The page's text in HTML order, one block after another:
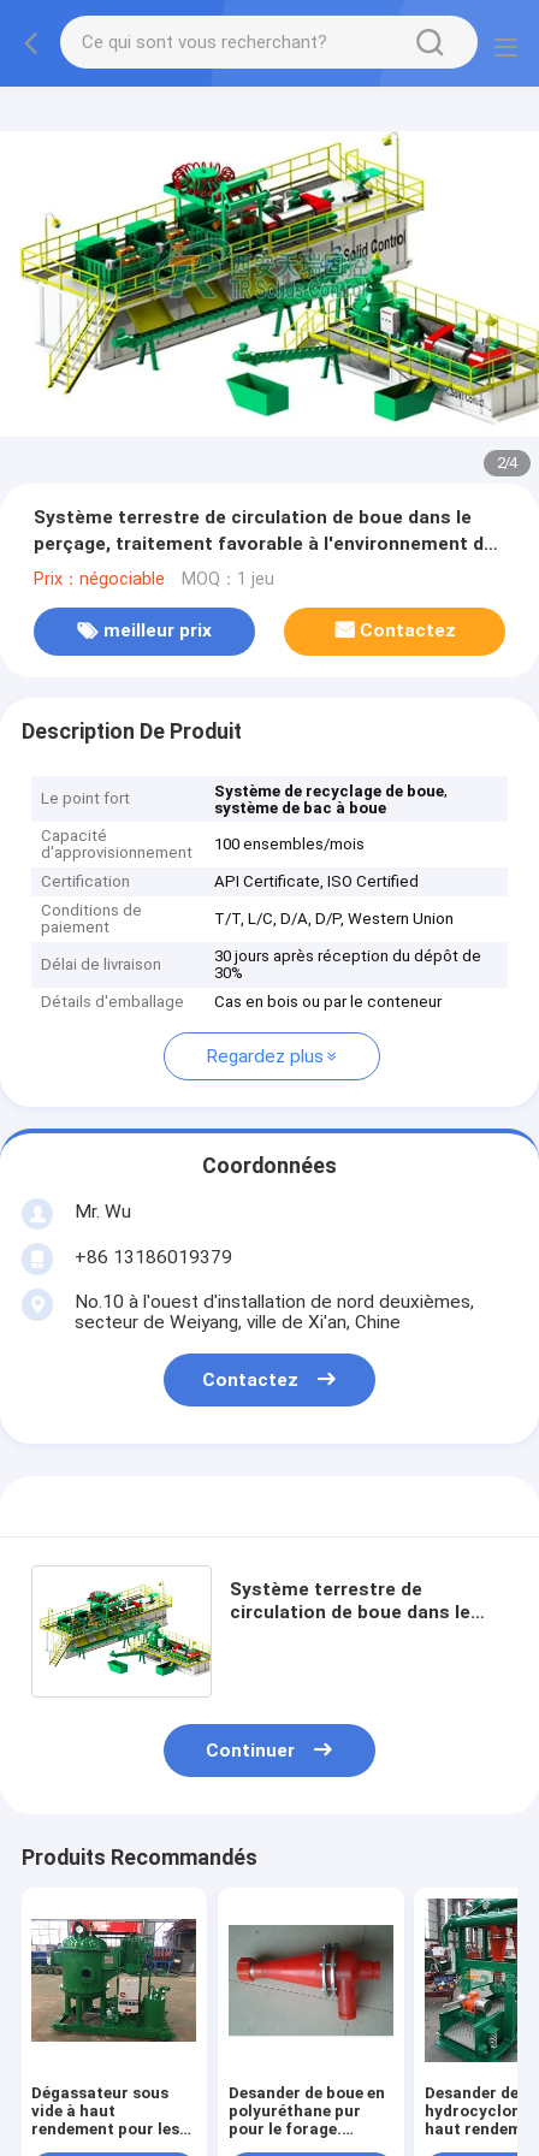
2/4
Système terrestre de circulation de boue dans le
perçage, traitement favorable à l'environnement de
boue de perçage
Prix：négociable MOQ：1 jeu
meilleur prix Contactez
Description De Produit
Le point fort Système de recyclage de boue,
système de bac à boue
Capacité
d'approvisionnement
100 ensembles/mois
Certification
API Certificate, ISO Certified
Conditions de
paiement
T/T, L/C, D/A, D/P, Western Union
Délai de livraison
30 jours après réception du dépôt de
30%
Détails d'emballage
Cas en bois ou par le conteneur
Regardez plus
Coordonnées
Mr. Wu
+86 13186019379
No.10 à l'ouest d'installation de nord deuxièmes,
secteur de Weiyang, ville de Xi'an, Chine
Contactez
Système terrestre de
circulation de boue dans le
Continuer
Produits Recommandés
Dégassateur sous
vide à haut
rendement pour les
Desander de boue en
polyuréthane pur
pour le forage.
Desander de
haut